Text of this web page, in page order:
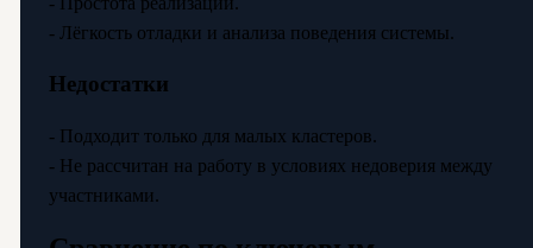
- Лёгкость отладки и анализа поведения системы.
Недостатки
- Подходит только для малых кластеров.
- Не рассчитан на работу в условиях недоверия между
участниками.